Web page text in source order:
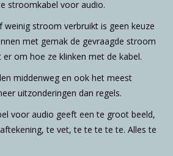
stroomkabel voor audio.
weinig stroom verbruikt is geen keuze
met gemak de gevraagde stroom
om hoe ze klinken met de kabel.
middenweg en ook het meest
uitzonderingen dan regels.
voor audio geeft een te groot beeld,
te vet, te te te te te. Alles te